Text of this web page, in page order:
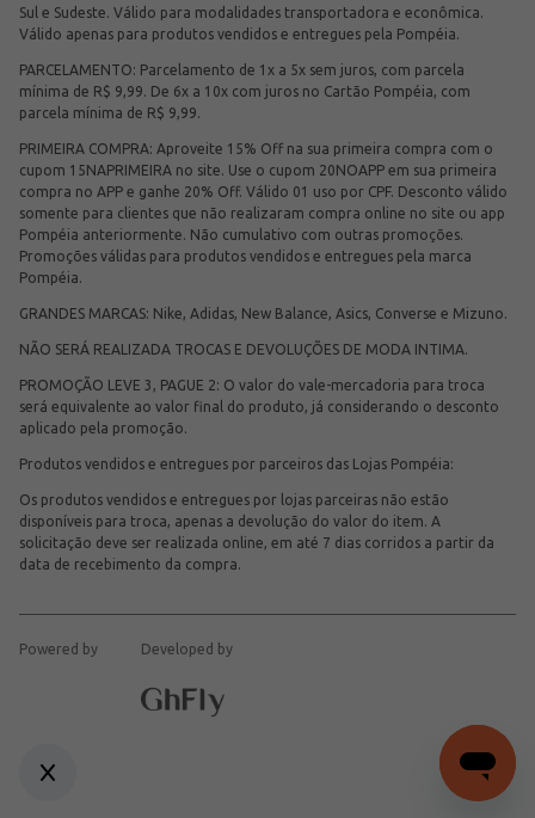
Sul e Sudeste. Válido para modalidades transportadora e econômica.
Válido apenas para produtos vendidos e entregues pela Pompéia.
PARCELAMENTO: Parcelamento de 1x a 5x sem juros, com parcela
mínima de R$ 9,99. De 6x a 10x com juros no Cartão Pompéia, com
parcela mínima de R$ 9,99.
PRIMEIRA COMPRA: Aproveite 15% Off na sua primeira compra com o
cupom 15NAPRIMEIRA no site. Use o cupom 20NOAPP em sua primeira
compra no APP e ganhe 20% Off. Válido 01 uso por CPF. Desconto válido
somente para clientes que não realizaram compra online no site ou app
Pompéia anteriormente. Não cumulativo com outras promoções.
Promoções válidas para produtos vendidos e entregues pela marca
Pompéia.
GRANDES MARCAS: Nike, Adidas, New Balance, Asics, Converse e Mizuno.
NÃO SERÁ REALIZADA TROCAS E DEVOLUÇÕES DE MODA INTIMA.
PROMOÇÃO LEVE 3, PAGUE 2: O valor do vale-mercadoria para troca
será equivalente ao valor final do produto, já considerando o desconto
aplicado pela promoção.
Produtos vendidos e entregues por parceiros das Lojas Pompéia:
Os produtos vendidos e entregues por lojas parceiras não estão
disponíveis para troca, apenas a devolução do valor do item. A
solicitação deve ser realizada online, em até 7 dias corridos a partir da
data de recebimento da compra.
Powered by Developed by